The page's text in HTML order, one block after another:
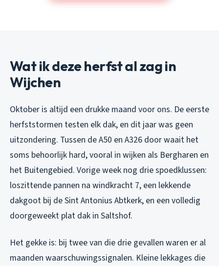
Wat ik deze herfst al zag in
Wijchen
Oktober is altijd een drukke maand voor ons. De eerste
herfststormen testen elk dak, en dit jaar was geen
uitzondering. Tussen de A50 en A326 door waait het
soms behoorlijk hard, vooral in wijken als Bergharen en
het Buitengebied. Vorige week nog drie spoedklussen:
loszittende pannen na windkracht 7, een lekkende
dakgoot bij de Sint Antonius Abtkerk, en een volledig
doorgeweekt plat dak in Saltshof.
Het gekke is: bij twee van die drie gevallen waren er al
maanden waarschuwingssignalen. Kleine lekkages die